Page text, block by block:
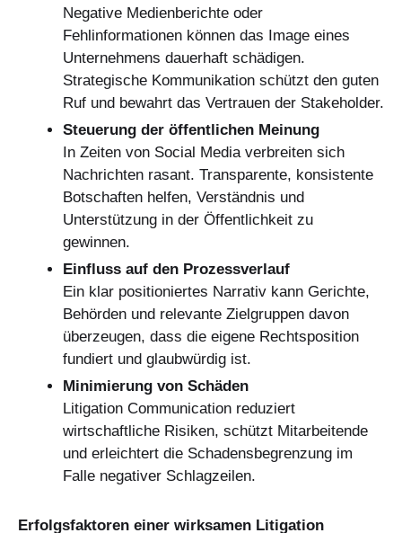
Negative Medienberichte oder
Fehlinformationen können das Image eines
Unternehmens dauerhaft schädigen.
Strategische Kommunikation schützt den guten
Ruf und bewahrt das Vertrauen der Stakeholder.
Steuerung der öffentlichen Meinung
In Zeiten von Social Media verbreiten sich
Nachrichten rasant. Transparente, konsistente
Botschaften helfen, Verständnis und
Unterstützung in der Öffentlichkeit zu
gewinnen.
Einfluss auf den Prozessverlauf
Ein klar positioniertes Narrativ kann Gerichte,
Behörden und relevante Zielgruppen davon
überzeugen, dass die eigene Rechtsposition
fundiert und glaubwürdig ist.
Minimierung von Schäden
Litigation Communication reduziert
wirtschaftliche Risiken, schützt Mitarbeitende
und erleichtert die Schadensbegrenzung im
Falle negativer Schlagzeilen.
Erfolgsfaktoren einer wirksamen Litigation